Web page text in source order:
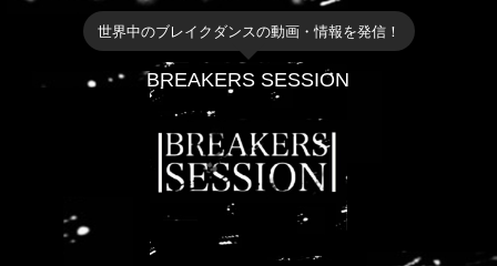
世界中のブレイクダンスの動画・情報を発信！
BREAKERS SESSION